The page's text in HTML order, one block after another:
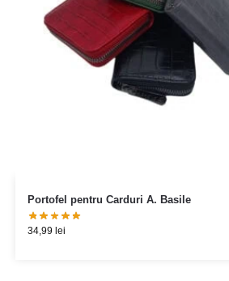
Portofel pentru Carduri A. Basile
34,99 lei